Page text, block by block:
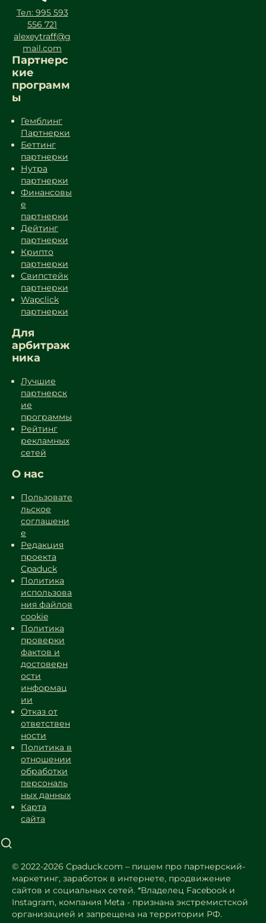
Тел: 995 593
556 721
alexeytraff@g
mail.com
Партнерс
кие
программ
ы
Гемблинг
Партнерки
Беттинг
партнерки
Нутра
партнерки
Финансовы
е
партнерки
Дейтинг
партнерки
Крипто
партнерки
Свипстейк
партнерки
Wapclick
партнерки
Для
арбитраж
ника
Лучшие
партнерск
ие
программы
Рейтинг
рекламных
сетей
О нас
Пользовате
льское
соглашени
е
Редакция
проекта
Cpaduck
Политика
использова
ния файлов
cookie
Политика
проверки
фактов и
достоверн
ости
информац
ии
Отказ от
ответствен
ности
Политика в
отношении
обработки
персональ
ных данных
Карта
сайта
© 2022-2026 Cpaduck.com – пишем про партнерский-
маркетинг, заработок в интернете, продвижение
сайтов и социальных сетей. *Владелец Facebook и
Instagram, компания Meta - признана экстремистской
организацией и запрещена на территории РФ.